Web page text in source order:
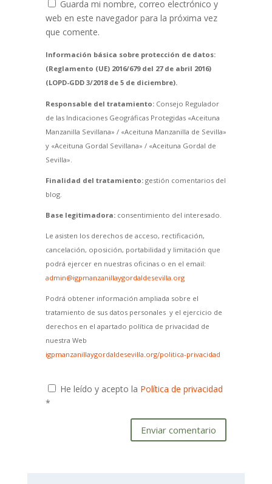
Guarda mi nombre, correo electrónico y
web en este navegador para la próxima vez
que comente.
Información básica sobre protección de datos:
(Reglamento (UE) 2016/679 del 27 de abril 2016)
(LOPD-GDD 3/2018 de 5 de diciembre).
Responsable del tratamiento:Consejo Regulador
de las Indicaciones Geográficas Protegidas «Aceituna
Manzanilla Sevillana» / «Aceituna Manzanilla de Sevilla»
y «Aceituna Gordal Sevillana» / «Aceituna Gordal de
Sevilla».
Finalidad del tratamiento:gestión comentarios del
blog.
Base legitimadora:consentimiento del interesado.
Le asisten los derechos de acceso, rectificación,
cancelación, oposición, portabilidad y limitación que
podrá ejercer en nuestras oficinas o en el email:
admin@igpmanzanillaygordaldesevilla.org
Podrá obtener información ampliada sobre el
tratamiento de sus datos personales y el ejercicio de
derechos en el apartado política de privacidad de
nuestra Web
igpmanzanillaygordaldesevilla.org/politica-privacidad
He leído y acepto la Política de privacidad
*
Enviar comentario